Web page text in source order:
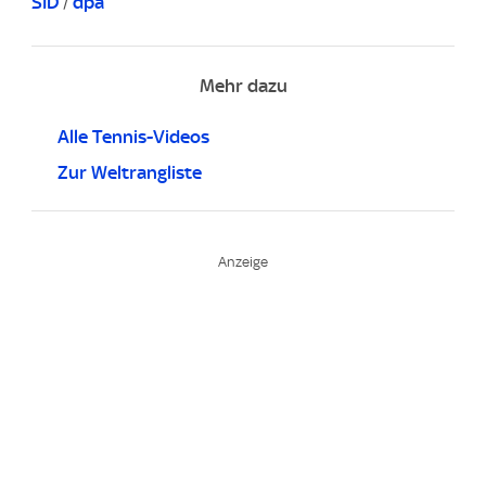
Mehr dazu
Alle Tennis-Videos
Zur Weltrangliste